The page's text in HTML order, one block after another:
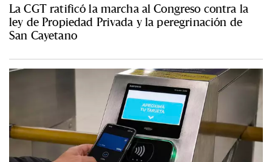
La CGT ratificó la marcha al Congreso contra la
ley de Propiedad Privada y la peregrinación de
San Cayetano